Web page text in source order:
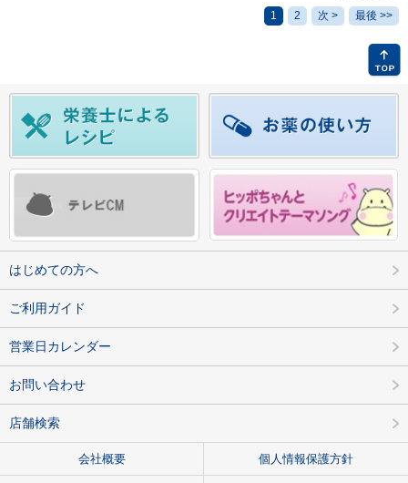
1 2 次 > 最後 >>
はじめての方へ
ご利用ガイド
営業日カレンダー
お問い合わせ
店舗検索
会社概要 個人情報保護方針